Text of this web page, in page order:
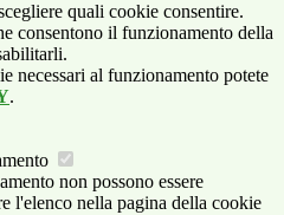
quali cookie consentire.
consentono il funzionamento della
necessari al funzionamento potete
.
non possono essere
l'elenco nella pagina della cookie